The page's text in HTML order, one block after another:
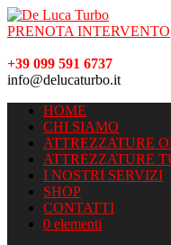
PRENOTA INTERVENTO
+39 099 591 6737
info@delucaturbo.it
HOME
CHI SIAMO
ATTREZZATURE
ATTREZZATURE
I NOSTRI SERVIZI
SHOP
CONTATTI
0 elementi